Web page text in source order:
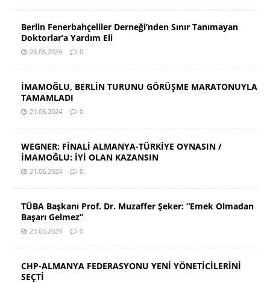
Berlin Fenerbahçeliler Derneği’nden Sınır Tanımayan
Doktorlar’a Yardım Eli
28.06.2024 0
İMAMOĞLU, BERLİN TURUNU GÖRÜŞME MARATONUYLA
TAMAMLADI
21.06.2024 0
WEGNER: FİNALİ ALMANYA-TÜRKİYE OYNASIN /
İMAMOĞLU: İYİ OLAN KAZANSIN
21.06.2024 0
TÜBA Başkanı Prof. Dr. Muzaffer Şeker: “Emek Olmadan
Başarı Gelmez”
23.05.2024 0
CHP-ALMANYA FEDERASYONU YENİ YÖNETİCİLERİNİ
SEÇTİ